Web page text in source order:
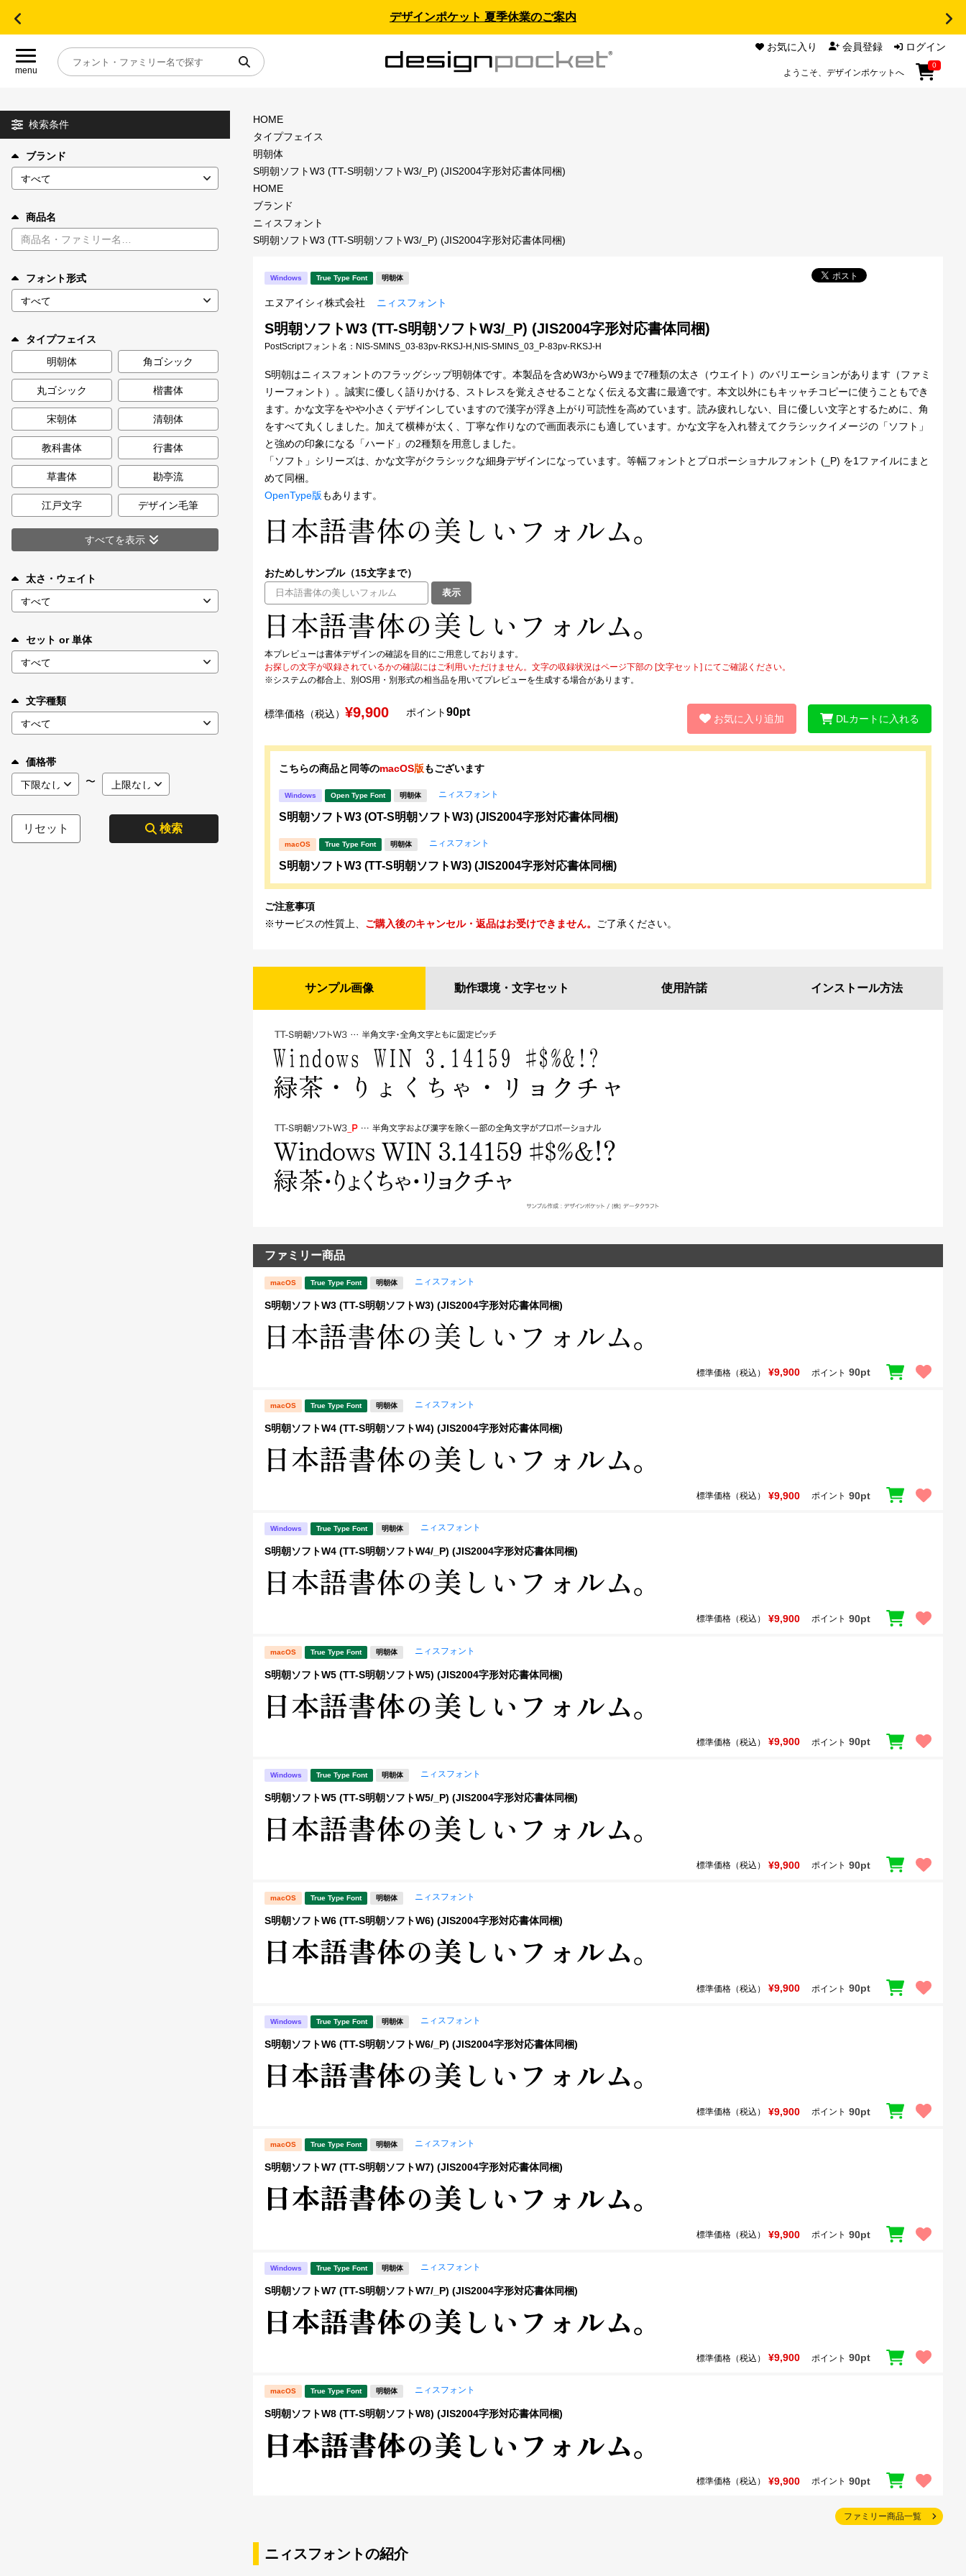
デザインポケット 夏季休業のご案内
menu
お気に入り 会員登録 ログイン
ようこそ、デザインポケットへ
0
目的別フォントガイド
特集
年間ライセンス商品
キャンペーン一覧
カート 0
マイページ
お気に入り
ご利用ガイド
お問い合わせ
検索条件
ブランド
商品名
フォント形式
タイプフェイス
明朝体
角ゴシック
丸ゴシック 楷書体
宋朝体 清朝体
教科書体 行書体
草書体 勘亭流
江戸文字 デザイン毛筆
すべてを表示
太さ・ウェイト
セット or 単体
文字種類
価格帯
〜
リセット 検索
HOME
タイプフェイス
明朝体
S明朝ソフトW3 (TT-S明朝ソフトW3/_P) (JIS2004字形対応書体同梱)
HOME
ブランド
ニィスフォント
S明朝ソフトW3 (TT-S明朝ソフトW3/_P) (JIS2004字形対応書体同梱)
Windows True Type Font 明朝体
エヌアイシィ株式会社 ニィスフォント
S明朝ソフトW3 (TT-S明朝ソフトW3/_P) (JIS2004字形対応書体同梱)
PostScriptフォント名： NIS-SMINS_03-83pv-RKSJ-H,NIS-SMINS_03_P-83pv-RKSJ-H
S明朝はニィスフォントのフラッグシップ明朝体です。本製品を含めW3からW9まで7種類の太さ（ウエイト）のバリエーションがあります（ファミ
リーフォント）。誠実に優しく語りかける、ストレスを覚えさせることなく伝える文書に最適です。本文以外にもキッャチコピーに使うこともでき
ます。かな文字をやや小さくデザインしていますので漢字が浮き上がり可読性を高めています。読み疲れしない、目に優しい文字とするために、角
をすべて丸くしました。加えて横棒が太く、丁寧な作りなので画面表示にも適しています。かな文字を入れ替えてクラシックイメージの「ソフト」
と強めの印象になる「ハード」の2種類を用意しました。
「ソフト」シリーズは、かな文字がクラシックな細身デザインになっています。等幅フォントとプロポーショナルフォント (_P) を1ファイルにまと
めて同梱。
OpenType版もあります。
おためしサンプル（15文字まで）
表示
本プレビューは書体デザインの確認を目的にご用意しております。
お探しの文字が収録されているかの確認にはご利用いただけません。文字の収録状況はページ下部の [文字セット] にてご確認ください。
※システムの都合上、別OS用・別形式の相当品を用いてプレビューを生成する場合があります。
標準価格（税込） ¥9,900 ポイント90pt
お気に入り追加 DLカートに入れる
こちらの商品と同等のmacOS版もございます
Windows Open Type Font 明朝体 ニィスフォント
S明朝ソフトW3 (OT-S明朝ソフトW3) (JIS2004字形対応書体同梱)
macOS True Type Font 明朝体 ニィスフォント
S明朝ソフトW3 (TT-S明朝ソフトW3) (JIS2004字形対応書体同梱)
ご注意事項
※サービスの性質上、 ご購入後のキャンセル・返品はお受けできません。 ご了承ください。
サンプル画像 動作環境・ 文字セット 使用許諾 インストール方法
ファミリー商品
macOS True Type Font 明朝体 ニィスフォント
S明朝ソフトW3 (TT-S明朝ソフトW3) (JIS2004字形対応書体同梱)
標準価格（税込） ¥9,900 ポイント 90pt
macOS True Type Font 明朝体 ニィスフォント
S明朝ソフトW4 (TT-S明朝ソフトW4) (JIS2004字形対応書体同梱)
標準価格（税込） ¥9,900 ポイント 90pt
Windows True Type Font 明朝体 ニィスフォント
S明朝ソフトW4 (TT-S明朝ソフトW4/_P) (JIS2004字形対応書体同梱)
標準価格（税込） ¥9,900 ポイント 90pt
macOS True Type Font 明朝体 ニィスフォント
S明朝ソフトW5 (TT-S明朝ソフトW5) (JIS2004字形対応書体同梱)
標準価格（税込） ¥9,900 ポイント 90pt
Windows True Type Font 明朝体 ニィスフォント
S明朝ソフトW5 (TT-S明朝ソフトW5/_P) (JIS2004字形対応書体同梱)
標準価格（税込） ¥9,900 ポイント 90pt
macOS True Type Font 明朝体 ニィスフォント
S明朝ソフトW6 (TT-S明朝ソフトW6) (JIS2004字形対応書体同梱)
標準価格（税込） ¥9,900 ポイント 90pt
Windows True Type Font 明朝体 ニィスフォント
S明朝ソフトW6 (TT-S明朝ソフトW6/_P) (JIS2004字形対応書体同梱)
標準価格（税込） ¥9,900 ポイント 90pt
macOS True Type Font 明朝体 ニィスフォント
S明朝ソフトW7 (TT-S明朝ソフトW7) (JIS2004字形対応書体同梱)
標準価格（税込） ¥9,900 ポイント 90pt
Windows True Type Font 明朝体 ニィスフォント
S明朝ソフトW7 (TT-S明朝ソフトW7/_P) (JIS2004字形対応書体同梱)
標準価格（税込） ¥9,900 ポイント 90pt
macOS True Type Font 明朝体 ニィスフォント
S明朝ソフトW8 (TT-S明朝ソフトW8) (JIS2004字形対応書体同梱)
標準価格（税込） ¥9,900 ポイント 90pt
ファミリー商品一覧
ニィスフォントの紹介